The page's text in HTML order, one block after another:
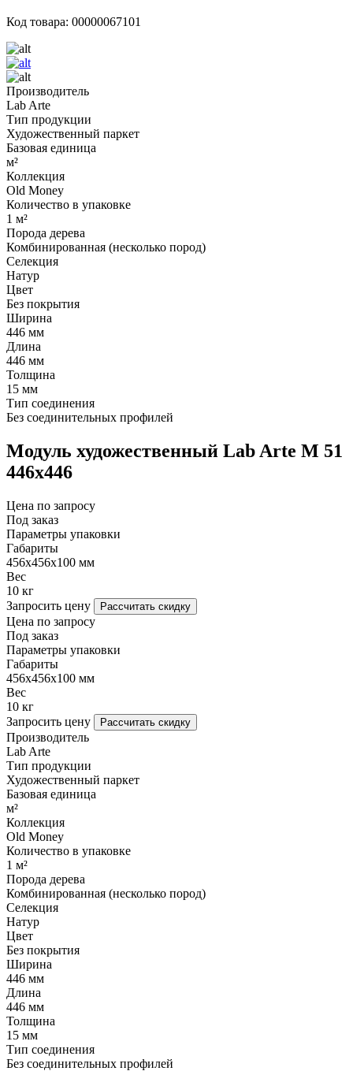
Код товара: 00000067101
Производитель
Lab Arte
Тип продукции
Художественный паркет
Базовая единица
м²
Коллекция
Old Money
Количество в упаковке
1 м²
Порода дерева
Комбинированная (несколько пород)
Селекция
Натур
Цвет
Без покрытия
Ширина
446 мм
Длина
446 мм
Толщина
15 мм
Тип соединения
Без соединительных профилей
Модуль художественный Lab Arte М 51
446х446
Цена по запросу
Под заказ
Параметры упаковки
Габариты
456х456х100 мм
Вес
10 кг
Запросить цену
Рассчитать скидку
Цена по запросу
Под заказ
Параметры упаковки
Габариты
456х456х100 мм
Вес
10 кг
Запросить цену
Рассчитать скидку
Производитель
Lab Arte
Тип продукции
Художественный паркет
Базовая единица
м²
Коллекция
Old Money
Количество в упаковке
1 м²
Порода дерева
Комбинированная (несколько пород)
Селекция
Натур
Цвет
Без покрытия
Ширина
446 мм
Длина
446 мм
Толщина
15 мм
Тип соединения
Без соединительных профилей